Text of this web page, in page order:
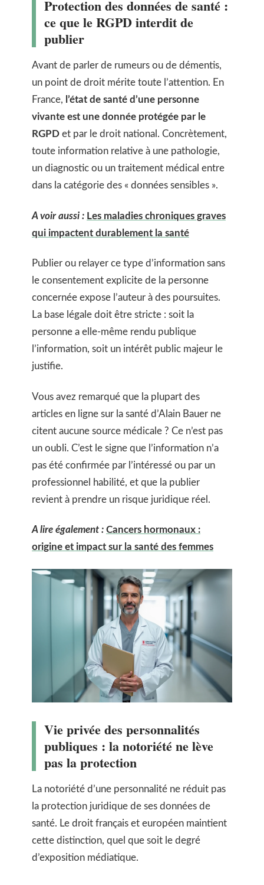
Protection des données de santé :
ce que le RGPD interdit de
publier
Avant de parler de rumeurs ou de démentis,
un point de droit mérite toute l’attention. En
France, l’état de santé d’une personne
vivante est une donnée protégée par le
RGPD et par le droit national. Concrètement,
toute information relative à une pathologie,
un diagnostic ou un traitement médical entre
dans la catégorie des « données sensibles ».
A voir aussi : Les maladies chroniques graves
qui impactent durablement la santé
Publier ou relayer ce type d’information sans
le consentement explicite de la personne
concernée expose l’auteur à des poursuites.
La base légale doit être stricte : soit la
personne a elle-même rendu publique
l’information, soit un intérêt public majeur le
justifie.
Vous avez remarqué que la plupart des
articles en ligne sur la santé d’Alain Bauer ne
citent aucune source médicale ? Ce n’est pas
un oubli. C’est le signe que l’information n’a
pas été confirmée par l’intéressé ou par un
professionnel habilité, et que la publier
revient à prendre un risque juridique réel.
A lire également : Cancers hormonaux :
origine et impact sur la santé des femmes
Vie privée des personnalités
publiques : la notoriété ne lève
pas la protection
La notoriété d’une personnalité ne réduit pas
la protection juridique de ses données de
santé. Le droit français et européen maintient
cette distinction, quel que soit le degré
d’exposition médiatique.